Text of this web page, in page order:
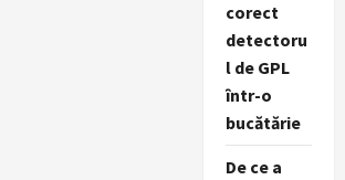
corect
detectoru
l de GPL
într-o
bucătărie
De ce a